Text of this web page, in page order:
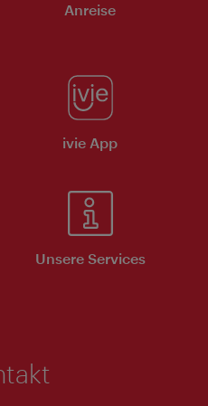
Anreise
ivie App
Unsere Services